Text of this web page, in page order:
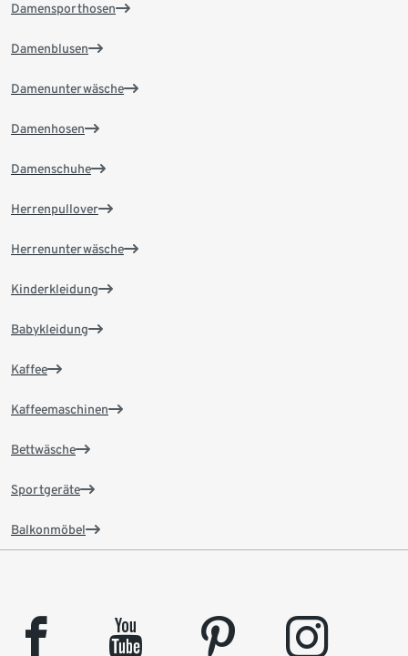
Damensporthosen
Damenblusen
Damenunterwäsche
Damenhosen
Damenschuhe
Herrenpullover
Herrenunterwäsche
Kinderkleidung
Babykleidung
Kaffee
Kaffeemaschinen
Bettwäsche
Sportgeräte
Balkonmöbel
facebook youtube pinterest instagram